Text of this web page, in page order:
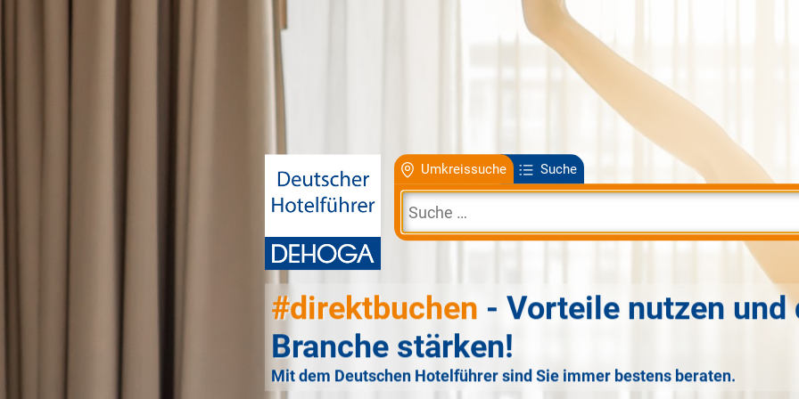
Umkreissuche Suche
#direktbuchen - Vorteile nutzen und
Branche stärken!
Mit dem Deutschen Hotelführer sind Sie immer bestens beraten.